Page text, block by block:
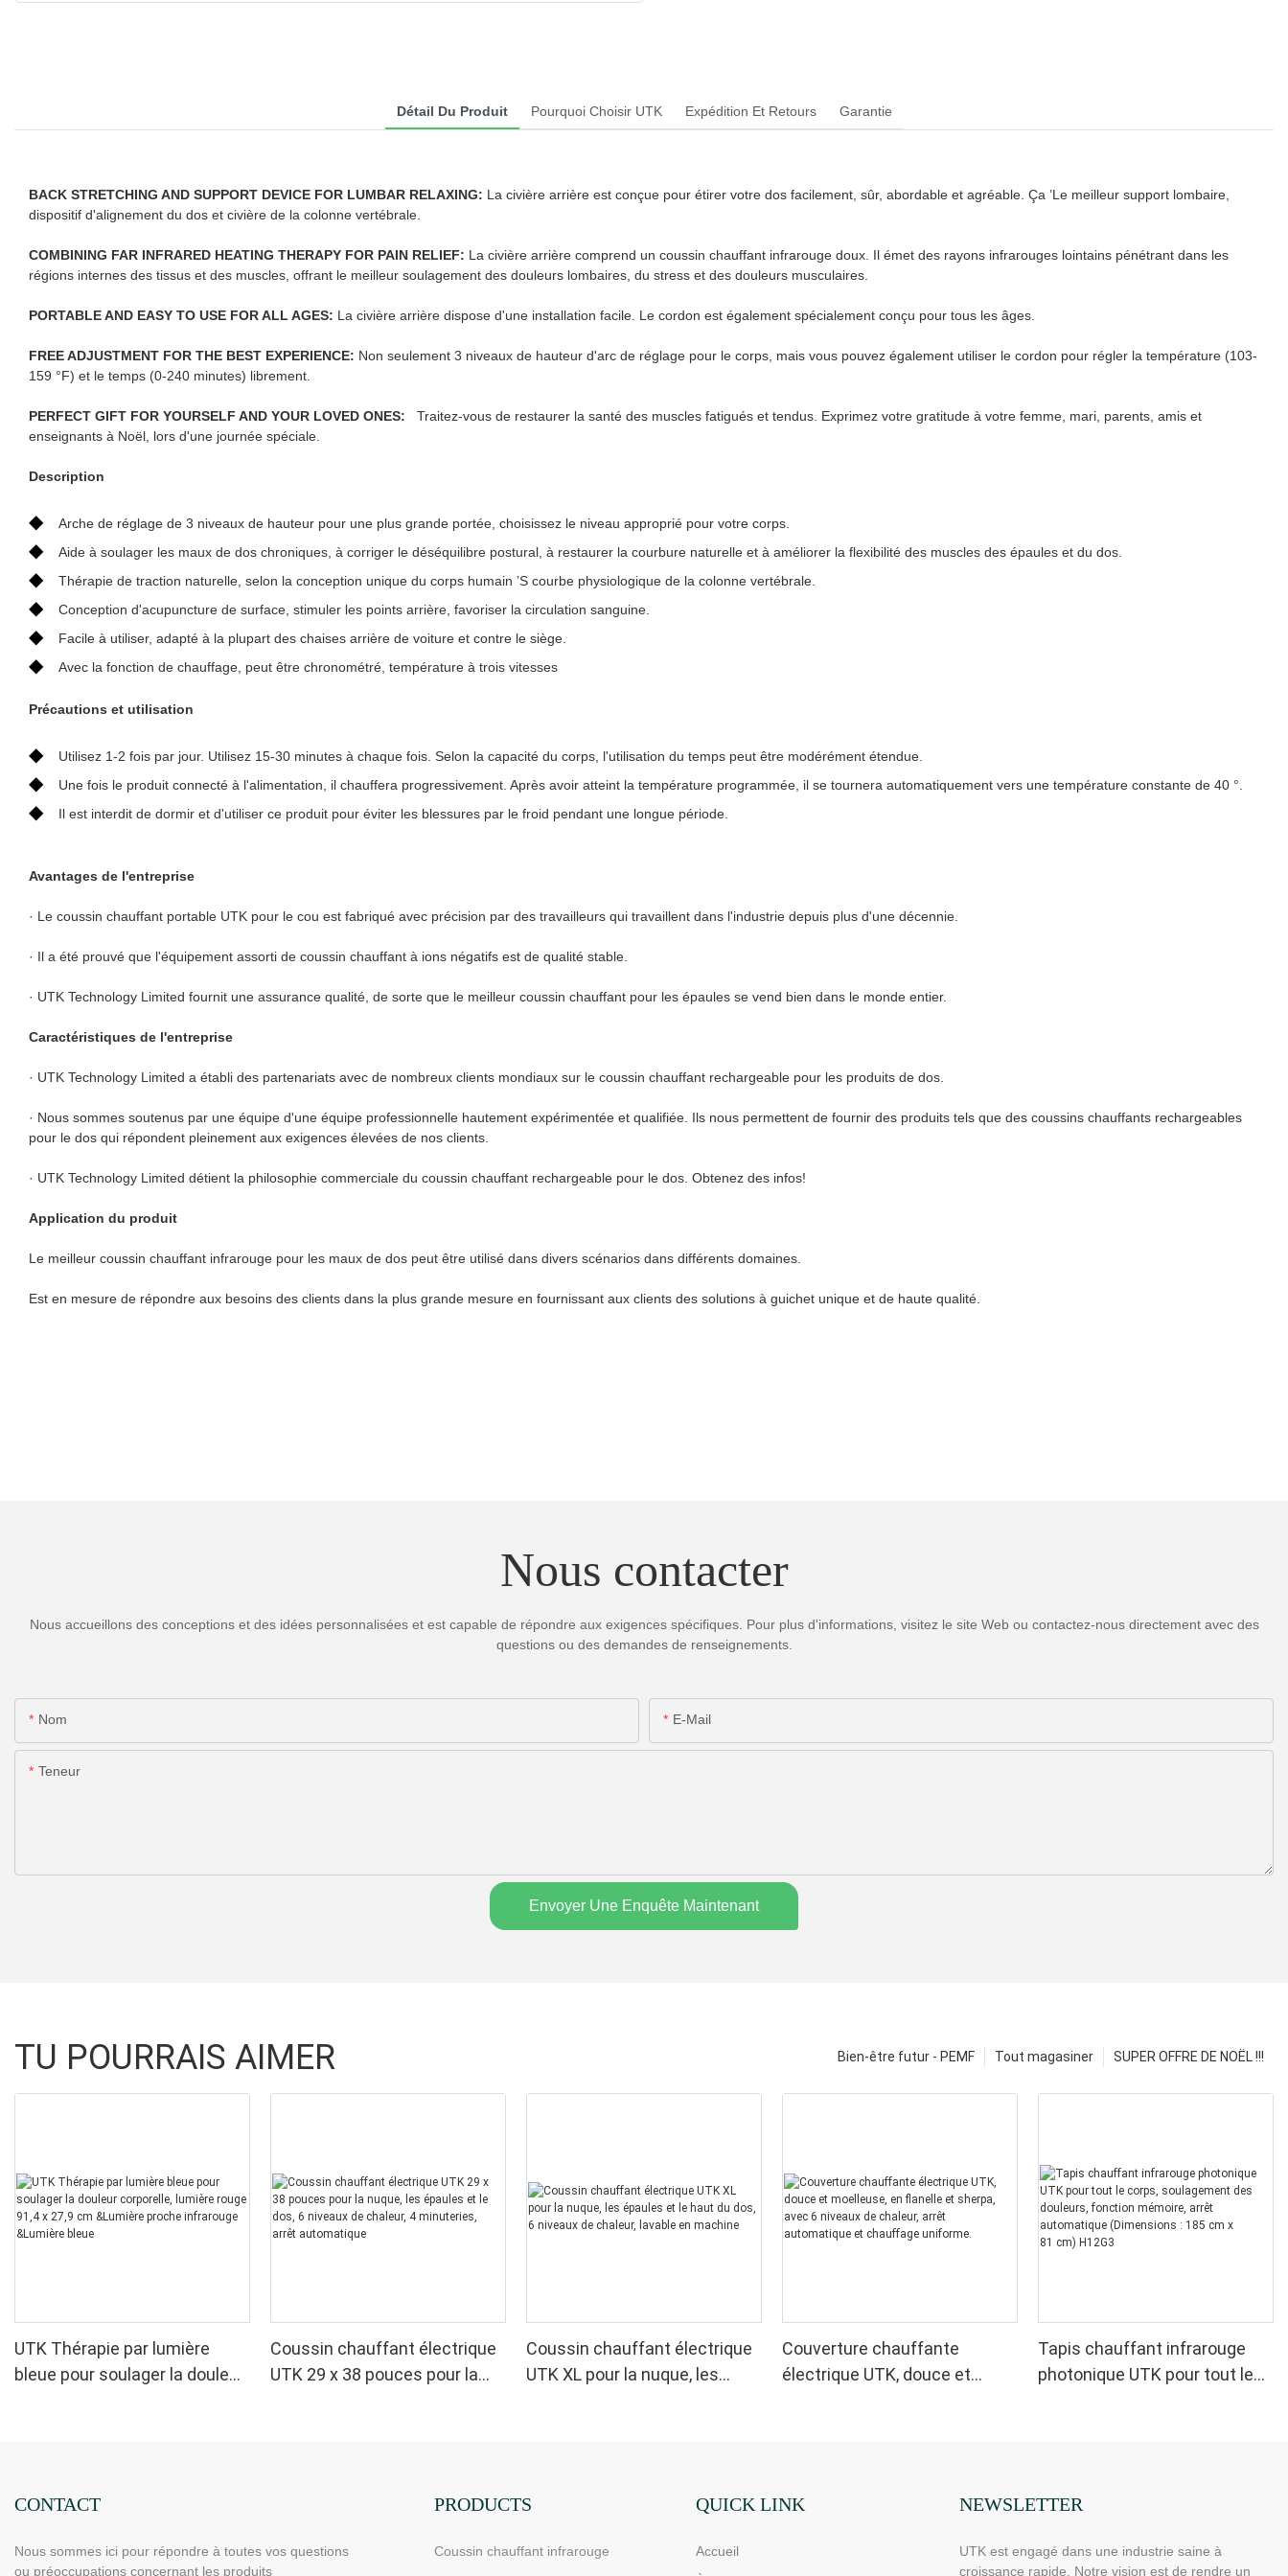
Détail Du Produit Pourquoi Choisir UTK Expédition Et Retours Garantie
BACK STRETCHING AND SUPPORT DEVICE FOR LUMBAR RELAXING: La civière arrière est conçue pour étirer votre dos facilement, sûr, abordable et agréable. Ça ’Le meilleur support lombaire,
dispositif d'alignement du dos et civière de la colonne vertébrale.
COMBINING FAR INFRARED HEATING THERAPY FOR PAIN RELIEF: La civière arrière comprend un coussin chauffant infrarouge doux. Il émet des rayons infrarouges lointains pénétrant dans les
régions internes des tissus et des muscles, offrant le meilleur soulagement des douleurs lombaires, du stress et des douleurs musculaires.
PORTABLE AND EASY TO USE FOR ALL AGES: La civière arrière dispose d'une installation facile. Le cordon est également spécialement conçu pour tous les âges.
FREE ADJUSTMENT FOR THE BEST EXPERIENCE: Non seulement 3 niveaux de hauteur d'arc de réglage pour le corps, mais vous pouvez également utiliser le cordon pour régler la température (103-
159 °F) et le temps (0-240 minutes) librement.
PERFECT GIFT FOR YOURSELF AND YOUR LOVED ONES:
Traitez-vous de restaurer la santé des muscles fatigués et tendus. Exprimez votre gratitude à votre femme, mari, parents, amis et
enseignants à Noël, lors d'une journée spéciale.
Description
◆ Arche de réglage de 3 niveaux de hauteur pour une plus grande portée, choisissez le niveau approprié pour votre corps.
◆ Aide à soulager les maux de dos chroniques, à corriger le déséquilibre postural, à restaurer la courbure naturelle et à améliorer la flexibilité des muscles des épaules et du dos.
◆ Thérapie de traction naturelle, selon la conception unique du corps humain ’S courbe physiologique de la colonne vertébrale.
◆ Conception d'acupuncture de surface, stimuler les points arrière, favoriser la circulation sanguine.
◆ Facile à utiliser, adapté à la plupart des chaises arrière de voiture et contre le siège.
◆ Avec la fonction de chauffage, peut être chronométré, température à trois vitesses
Précautions et utilisation
◆ Utilisez 1-2 fois par jour. Utilisez 15-30 minutes à chaque fois. Selon la capacité du corps, l'utilisation du temps peut être modérément étendue.
◆ Une fois le produit connecté à l'alimentation, il chauffera progressivement. Après avoir atteint la température programmée, il se tournera automatiquement vers une température constante de 40 °.
◆ Il est interdit de dormir et d'utiliser ce produit pour éviter les blessures par le froid pendant une longue période.
Avantages de l'entreprise
· Le coussin chauffant portable UTK pour le cou est fabriqué avec précision par des travailleurs qui travaillent dans l'industrie depuis plus d'une décennie.
· Il a été prouvé que l'équipement assorti de coussin chauffant à ions négatifs est de qualité stable.
· UTK Technology Limited fournit une assurance qualité, de sorte que le meilleur coussin chauffant pour les épaules se vend bien dans le monde entier.
Caractéristiques de l'entreprise
· UTK Technology Limited a établi des partenariats avec de nombreux clients mondiaux sur le coussin chauffant rechargeable pour les produits de dos.
· Nous sommes soutenus par une équipe d'une équipe professionnelle hautement expérimentée et qualifiée. Ils nous permettent de fournir des produits tels que des coussins chauffants rechargeables
pour le dos qui répondent pleinement aux exigences élevées de nos clients.
· UTK Technology Limited détient la philosophie commerciale du coussin chauffant rechargeable pour le dos. Obtenez des infos!
Application du produit
Le meilleur coussin chauffant infrarouge pour les maux de dos peut être utilisé dans divers scénarios dans différents domaines.
Est en mesure de répondre aux besoins des clients dans la plus grande mesure en fournissant aux clients des solutions à guichet unique et de haute qualité.
Nous contacter
Nous accueillons des conceptions et des idées personnalisées et est capable de répondre aux exigences spécifiques. Pour plus d'informations, visitez le site Web ou contactez-nous directement avec des
questions ou des demandes de renseignements.
Nom E-Mail
Teneur
Envoyer Une Enquête Maintenant
TU POURRAIS AIMER SUPER OFFRE DE NOËL !!!
Tout magasiner
Bien-être futur - PEMF
UTK Thérapie par lumière
bleue pour soulager la douleur
Coussin chauffant électrique
UTK 29 x 38 pouces pour la
Coussin chauffant électrique
UTK XL pour la nuque, les
Couverture chauffante
électrique UTK, douce et
Tapis chauffant infrarouge
photonique UTK pour tout le
81 cm) H12G3
CONTACT
Nous sommes ici pour répondre à toutes vos questions
ou préoccupations concernant les produits
PRODUCTS
Coussin chauffant infrarouge
QUICK LINK
Accueil
NEWSLETTER
UTK est engagé dans une industrie saine à
croissance rapide. Notre vision est de rendre un